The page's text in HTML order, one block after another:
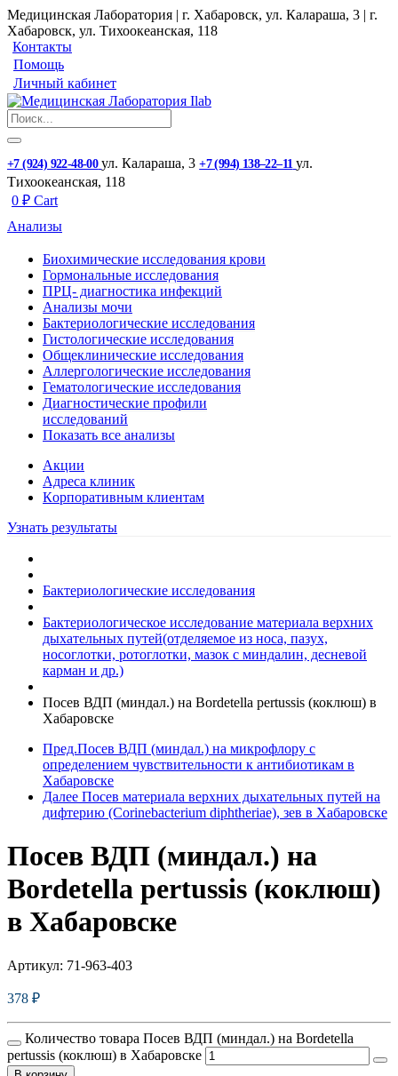
Медицинская Лаборатория | г. Хабаровск, ул. Калараша, 3 | г.
Хабаровск, ул. ​Тихоокеанская, 118
Контакты
Помощь
Личный кабинет
+7 (924) 922-48-00 ул. ​Калараша, 3 +7 (994) 138‒22‒11 ул. ​
Тихоокеанская, 118
0 ₽ Cart
Анализы
Биохимические исследования крови
Гормональные исследования
ПРЦ- диагностика инфекций
Анализы мочи
Бактериологические исследования
Гистологические исследования
Общеклинические исследования
Аллергологические исследования
Гематологические исследования
Диагностические профили
исследований
Показать все анализы
Акции
Адреса клиник
Кoрпоративным клиентам
Узнать результаты
Бактериологические исследования
Бактериологическое исследование материала верхних
дыхательных путей(отделяемое из носа, пазух,
носоглотки, ротоглотки, мазок с миндалин, десневой
карман и др.)
Посев ВДП (миндал.) на Bordetella pertussis (коклюш) в
Хабаровске
Пред.Посев ВДП (миндал.) на микрофлору с
определением чувcтвительности к антибиотикам в
Хабаровске
Далее Посев материала верхних дыхательных путей на
дифтерию (Corinebacterium diphtheriae), зев в Хабаровске
Посев ВДП (миндал.) на
Bordetella pertussis (коклюш)
в Хабаровске
Артикул: 71-963-403
378 ₽
Количество товара Посев ВДП (миндал.) на Bordetella
pertussis (коклюш) в Хабаровске